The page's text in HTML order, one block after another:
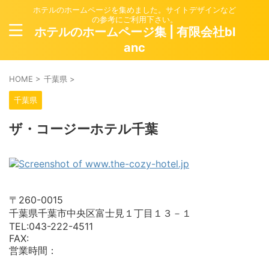
ホテルのホームページを集めました。サイトデザインなど
の参考にご利用下さい。
ホテルのホームページ集 | 有限会社bl
anc
HOME > 千葉県 >
千葉県
ザ・コージーホテル千葉
〒260-0015
千葉県千葉市中央区富士見１丁目１３－１
TEL:043-222-4511
FAX:
営業時間：